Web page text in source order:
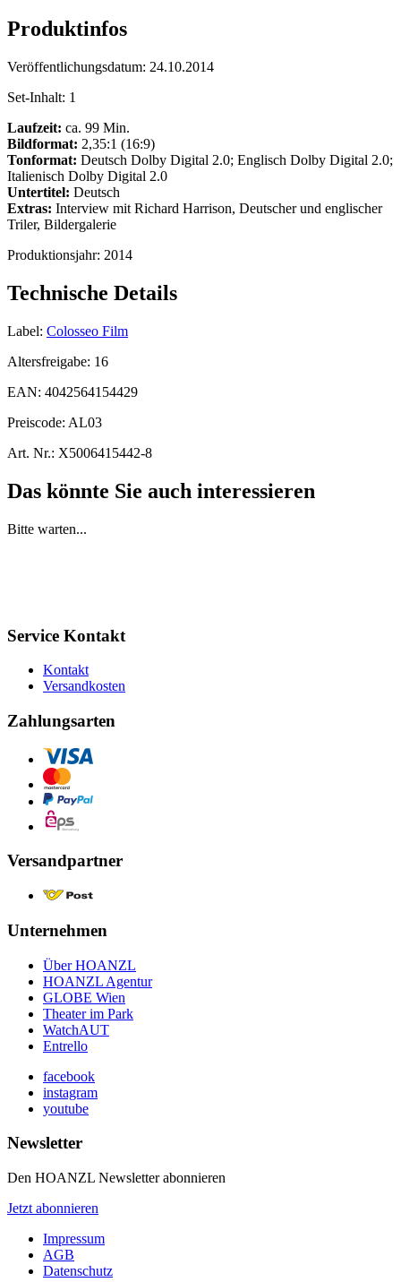
Produktinfos
Veröffentlichungsdatum: 24.10.2014
Set-Inhalt: 1
Laufzeit: ca. 99 Min.
Bildformat: 2,35:1 (16:9)
Tonformat: Deutsch Dolby Digital 2.0; Englisch Dolby Digital 2.0;
Italienisch Dolby Digital 2.0
Untertitel: Deutsch
Extras: Interview mit Richard Harrison, Deutscher und englischer
Triler, Bildergalerie
Produktionsjahr: 2014
Technische Details
Label: Colosseo Film
Altersfreigabe: 16
EAN: 4042564154429
Preiscode: AL03
Art. Nr.: X5006415442-8
Das könnte Sie auch interessieren
Bitte warten...
Service Kontakt
Kontakt
Versandkosten
Zahlungsarten
Versandpartner
Unternehmen
Über HOANZL
HOANZL Agentur
GLOBE Wien
Theater im Park
WatchAUT
Entrello
facebook
instagram
youtube
Newsletter
Den HOANZL Newsletter abonnieren
Jetzt abonnieren
Impressum
AGB
Datenschutz